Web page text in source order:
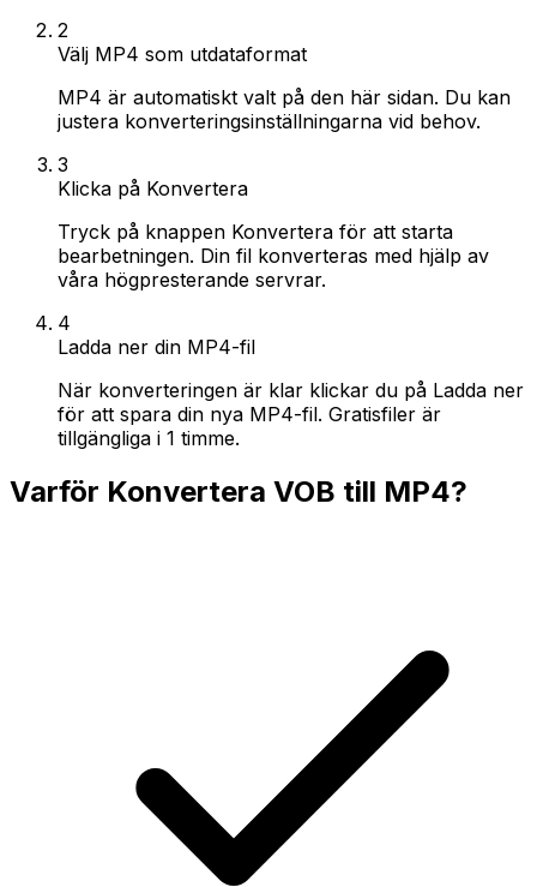
2
Välj MP4 som utdataformat
MP4 är automatiskt valt på den här sidan. Du kan
justera konverteringsinställningarna vid behov.
3
Klicka på Konvertera
Tryck på knappen Konvertera för att starta
bearbetningen. Din fil konverteras med hjälp av
våra högpresterande servrar.
4
Ladda ner din MP4-fil
När konverteringen är klar klickar du på Ladda ner
för att spara din nya MP4-fil. Gratisfiler är
tillgängliga i 1 timme.
Varför Konvertera VOB till MP4?